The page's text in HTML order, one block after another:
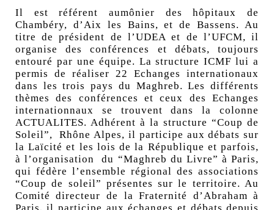
Il est référent aumônier des hôpitaux de
Chambéry, d’Aix les Bains, et de Bassens. Au
titre de président de l’UDEA et de l’UFCM, il
organise des conférences et débats, toujours
entouré par une équipe. La structure ICMF lui a
permis de réaliser 22 Echanges internationaux
dans les trois pays du Maghreb. Les différents
thèmes des conférences et ceux des Echanges
internationnaux se trouvent dans la colonne
ACTUALITES. Adhérent à la structure “Coup de
Soleil”, Rhône Alpes, il participe aux débats sur
la Laïcité et les lois de la République et parfois,
à l’organisation du “Maghreb du Livre” à Paris,
qui fédère l’ensemble régional des associations
“Coup de soleil” présentes sur le territoire. Au
Comité directeur de la Fraternité d’Abraham à